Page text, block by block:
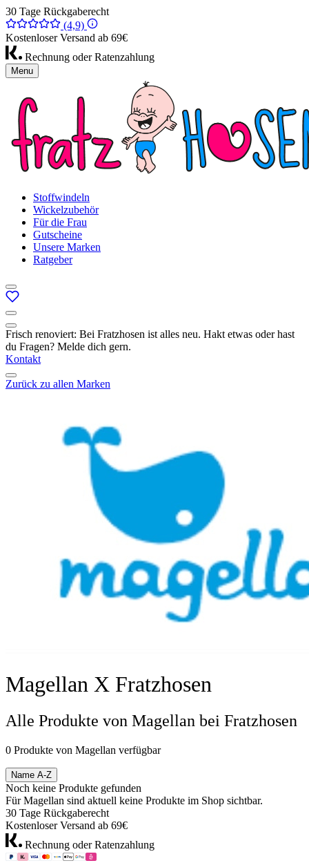
30 Tage Rückgaberecht
(4,9)
Kostenloser Versand ab 69€
Rechnung oder Ratenzahlung
Menu
Stoffwindeln
Wickelzubehör
Für die Frau
Gutscheine
Unsere Marken
Ratgeber
Frisch renoviert: Bei Fratzhosen ist alles neu. Hakt etwas oder hast
du Fragen? Melde dich gern.
Kontakt
Zurück zu allen Marken
Magellan X Fratzhosen
Alle Produkte von Magellan bei Fratzhosen
0 Produkte von Magellan verfügbar
Name A-Z
Noch keine Produkte gefunden
Für Magellan sind aktuell keine Produkte im Shop sichtbar.
30 Tage Rückgaberecht
Kostenloser Versand ab 69€
Rechnung oder Ratenzahlung